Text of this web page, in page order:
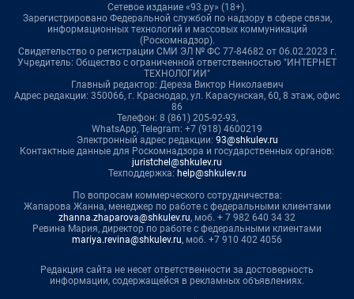
Сетевое издание «93.ру» (18+).
Зарегистрировано Федеральной службой по надзору в сфере связи,
информационных технологий и массовых коммуникаций
(Роскомнадзор).
Свидетельство о регистрации СМИ ЭЛ № ФС 77-84682 от 06.02.2023 г.
Учредитель: Общество с ограниченной ответственностью "ИНТЕРНЕТ
ТЕХНОЛОГИИ"
Главный редактор: Дереза Виктор Николаевич
Адрес редакции: 350066, г. Краснодар, ул. Карасунская, 60, 8 этаж, офис
86
Телефон: 8 (861) 205-92-93,
WhatsApp, Telegram: +7 (918) 4600219
Электронный адрес редакции: 93@shkulev.ru
Контактные данные для Роскомнадзора и государственных органов:
juristchel@shkulev.ru
Техподдержка: help@shkulev.ru
По вопросам коммерческого сотрудничества:
Жапарова Жанна, менеджер по работе с федеральными клиентами
zhanna.zhaparova@shkulev.ru, моб. + 7 982 640 34 32
Ревина Мария, директор по работе с федеральными клиентами
mariya.revina@shkulev.ru, моб. +7 910 402 4056
Редакция сайта не несет ответственности за достоверность
информации, содержащейся в рекламных объявлениях.